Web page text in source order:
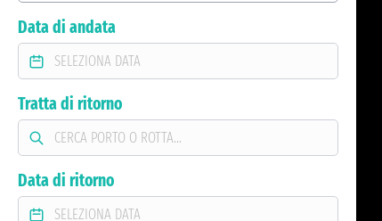
Data di andata
Tratta di ritorno
Data di ritorno